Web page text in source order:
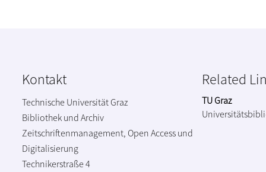
Kontakt
Technische Universität Graz
Bibliothek und Archiv
Zeitschriftenmanagement, Open Access und
Digitalisierung
Technikerstraße 4
Related
TU Graz